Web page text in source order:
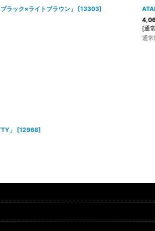
ラック×ライトブラウン」 [13303]
[通
通
」 [12968]